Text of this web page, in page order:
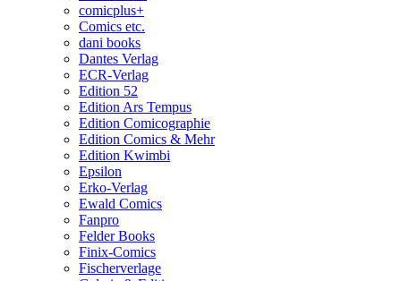
comicplus+
Comics etc.
dani books
Dantes Verlag
ECR-Verlag
Edition 52
Edition Ars Tempus
Edition Comicographie
Edition Comics & Mehr
Edition Kwimbi
Epsilon
Erko-Verlag
Ewald Comics
Fanpro
Felder Books
Finix-Comics
Fischerverlage